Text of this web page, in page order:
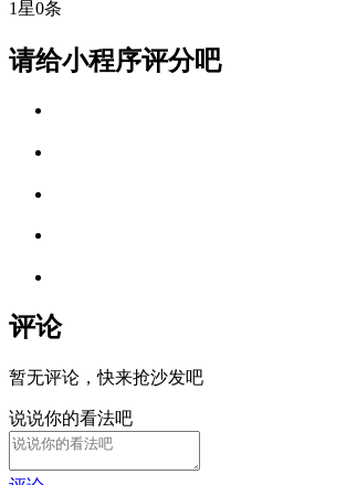
1星0条
请给小程序评分吧
评论
暂无评论，快来抢沙发吧
说说你的看法吧